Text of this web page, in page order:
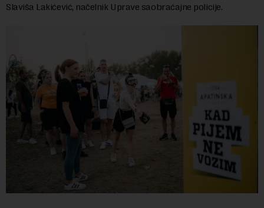
Slaviša Lakićević, načelnik Uprave saobraćajne policije.